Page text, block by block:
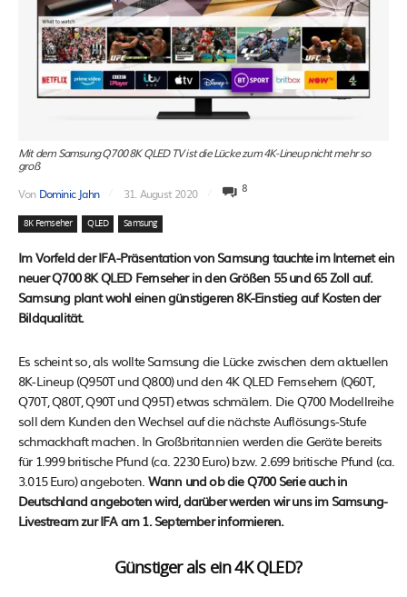
Mit dem Samsung Q700 8K QLED TV ist die Lücke zum 4K-Lineup nicht mehr so
groß
Von Dominic Jahn 31. August 2020 8
8K Fernseher QLED Samsung
Im Vorfeld der IFA-Präsentation von Samsung tauchte im Internet ein
neuer Q700 8K QLED Fernseher in den Größen 55 und 65 Zoll auf.
Samsung plant wohl einen günstigeren 8K-Einstieg auf Kosten der
Bildqualität.
Es scheint so, als wollte Samsung die Lücke zwischen dem aktuellen
8K-Lineup (Q950T und Q800) und den 4K QLED Fernsehern (Q60T,
Q70T, Q80T, Q90T und Q95T) etwas schmälern. Die Q700 Modellreihe
soll dem Kunden den Wechsel auf die nächste Auflösungs-Stufe
schmackhaft machen. In Großbritannien werden die Geräte bereits
für 1.999 britische Pfund (ca. 2230 Euro) bzw. 2.699 britische Pfund (ca.
3.015 Euro) angeboten. Wann und ob die Q700 Serie auch in
Deutschland angeboten wird, darüber werden wir uns im Samsung-
Livestream zur IFA am 1. September informieren.
Günstiger als ein 4K QLED?